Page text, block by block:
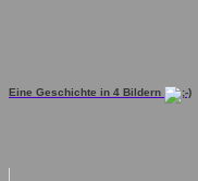
Eine Geschichte in 4 Bildern